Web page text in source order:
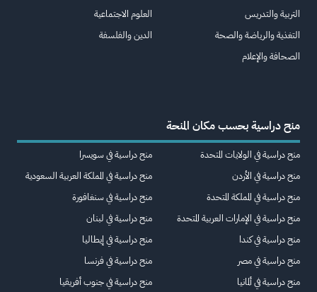
التربية والتدريس
التغذية والرياضة والصحة
الصحافة والإعلام
العلوم الاجتماعية
الدين والفلسفة
منح دراسية بحسب مكان المنحة
منح دراسية في الولايات المتحدة
منح دراسية في الأردن
منح دراسية في المملكة المتحدة
منح دراسية في الإمارات العربية المتحدة
منح دراسية في كندا
منح دراسية في مصر
منح دراسية في ألمانيا
منح دراسية في سويسرا
منح دراسية في المملكة العربية السعودية
منح دراسية في سنغافورة
منح دراسية في لبنان
منح دراسية في إيطاليا
منح دراسية في فرنسا
منح دراسية في جنوب أفريقيا